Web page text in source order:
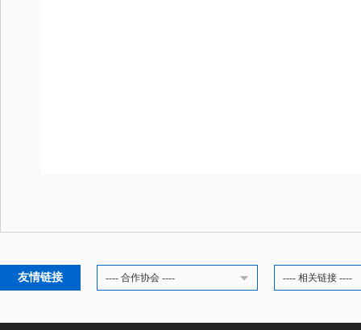
友情链接 ---- 合作协会 ---- ---- 相关链接 ----